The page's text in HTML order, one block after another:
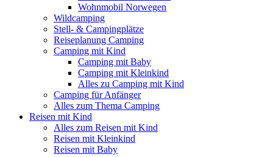
Wohnmobil Norwegen
Wildcamping
Stell- & Campingplätze
Reiseplanung Camping
Camping mit Kind
Camping mit Baby
Camping mit Kleinkind
Alles zu Camping mit Kind
Camping für Anfänger
Alles zum Thema Camping
Reisen mit Kind
Alles zum Reisen mit Kind
Reisen mit Kleinkind
Reisen mit Baby